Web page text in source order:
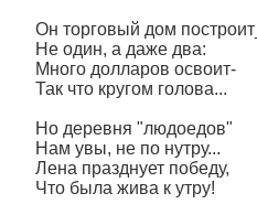
Он торговый дом построит_
Не один, а даже два:
Много долларов освоит-
Так что кругом голова...
Но деревня "людоедов"
Нам увы, не по нутру...
Лена празднует победу,
Что была жива к утру!